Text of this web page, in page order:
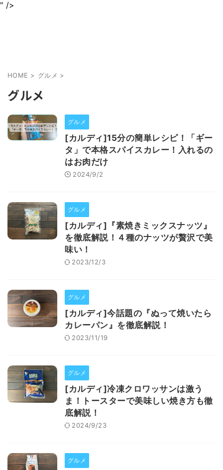
" />
HOME > グルメ >
グルメ
グルメ
[カルディ]15分の簡単レシピ！「ギー
タ」で本格スパイスカレー！入れるの
はお肉だけ
2024/9/2
グルメ
[カルディ]『素焼きミックスナッツ』
を徹底解説！４種のナッツが贅沢で美
味い！
2023/12/3
グルメ
[カルディ]今話題の『ぬって焼いたら
カレーパン』を徹底解説！
2023/11/19
グルメ
[カルディ]冷凍クロワッサンは激う
ま！トースターで美味しい焼き方も徹
底解説！
2024/9/23
グルメ